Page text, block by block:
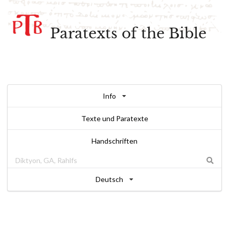
Paratexts of the Bible
Info
Texte und Paratexte
Handschriften
Deutsch